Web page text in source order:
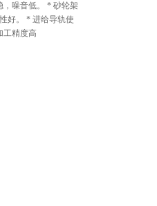
，噪音低。 * 砂轮架
好。 * 进给导轨使
工精度高